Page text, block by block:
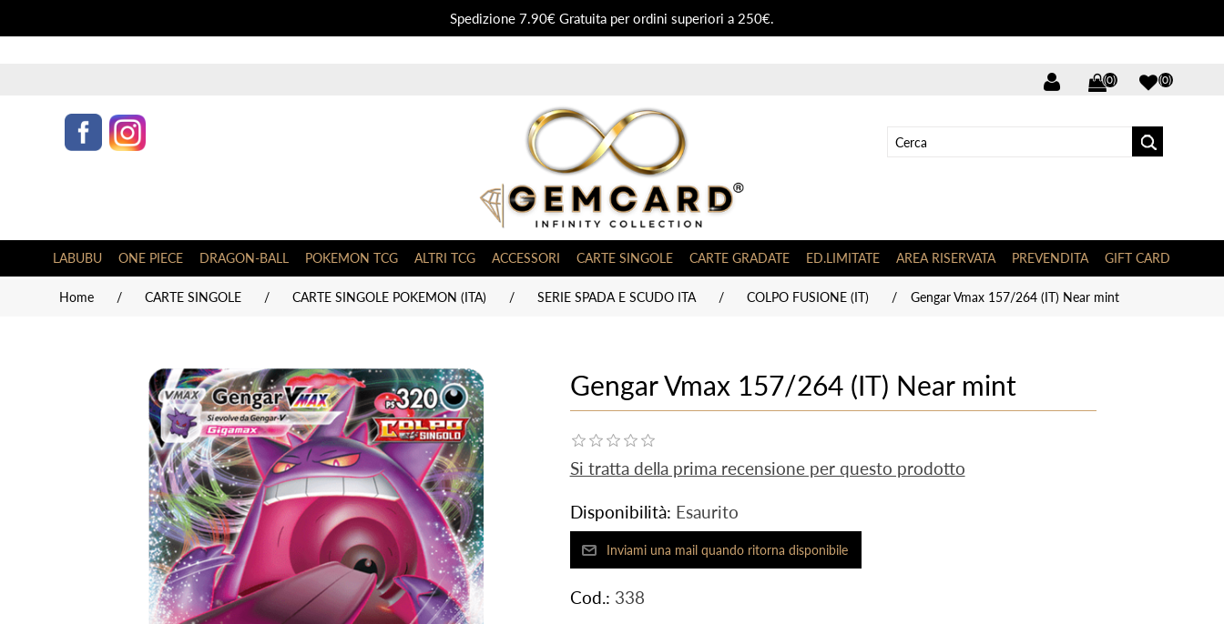
Spedizione 7.90€ Gratuita per ordini superiori a 250€.
(0) (0)
LABUBU ONE PIECE DRAGON-BALL POKEMON TCG ALTRI TCG ACCESSORI CARTE SINGOLE CARTE GRADATE ED.LIMITATE AREA RISERVATA PREVENDITA GIFT CARD
Home / CARTE SINGOLE / CARTE SINGOLE POKEMON (ITA) / SERIE SPADA E SCUDO ITA / COLPO FUSIONE (IT) / Gengar Vmax 157/264 (IT) Near mint
Gengar Vmax 157/264 (IT) Near mint
Si tratta della prima recensione per questo prodotto
Disponibilità: Esaurito
Cod.: 338